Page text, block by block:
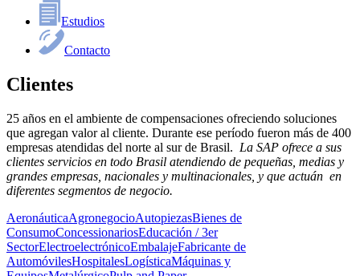
Estudios
Contacto
Clientes
25 años en el ambiente de compensaciones ofreciendo soluciones
que agregan valor al cliente. Durante ese período fueron más de 400
empresas atendidas del norte al sur de Brasil. La SAP ofrece a sus
clientes servicios en todo Brasil atendiendo de pequeñas, medias y
grandes empresas, nacionales y multinacionales, y que actuán en
diferentes segmentos de negocio.
AeronáuticaAgronegocioAutopiezasBienes de
ConsumoConcessionariosEducación / 3er
SectorElectroelectrónicoEmbalajeFabricante de
AutomóvilesHospitalesLogísticaMáquinas y